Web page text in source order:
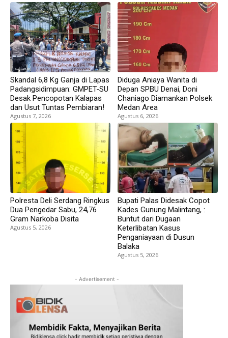
Skandal 6,8 Kg Ganja di Lapas
Padangsidimpuan: GMPET-SU
Desak Pencopotan Kalapas
dan Usut Tuntas Pembiaran!
Agustus 7, 2026
Diduga Aniaya Wanita di
Depan SPBU Denai, Doni
Chaniago Diamankan Polsek
Medan Area
Agustus 6, 2026
Polresta Deli Serdang Ringkus
Dua Pengedar Sabu, 24,76
Gram Narkoba Disita
Agustus 5, 2026
Bupati Palas Didesak Copot
Kades Gunung Malintang, :
Buntut dari Dugaan
Keterlibatan Kasus
Penganiayaan di Dusun
Balaka
Agustus 5, 2026
- Advertisement -